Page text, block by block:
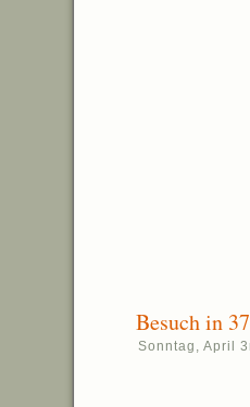
Besuch in
Sonntag, April